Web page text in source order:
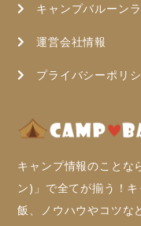
キャンプバルーン
運営会社情報
プライバシーポリ
キャンプ情報のことな
ン)」で全てが揃う！
飯、ノウハウやコツな